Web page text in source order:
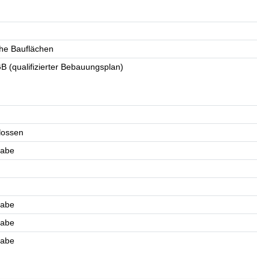
Bauflächen
(qualifizierter Bebauungsplan)